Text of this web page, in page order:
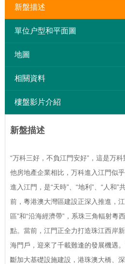
新盤描述
單位户型和平面圖
地圖
相關資料
樓盤影片介紹
新盤描述
“万科三好，不負江門安好”，這是万
他房地產企業相比，万科進入江門似
進入江門，是“天時”、“地利”、“人和”
前，粵港澳大灣區建設正深入推進，
區”和“沿海經濟帶”，系珠三角輻射粵
點。當前，江門正全力打造珠江西岸
海門戶，迎來了千載難逢的發展機遇
斷加大基礎設施建設，港珠澳大橋、